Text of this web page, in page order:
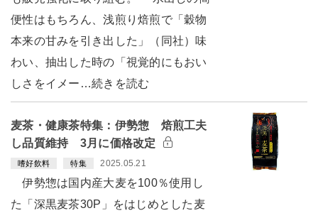
便性はもちろん、浅煎り焙煎で「穀物
本来の甘みを引き出した」（同社）味
わい、抽出した時の「視覚的にもおい
しさをイメー…続きを読む
麦茶・健康茶特集：伊勢惣 焙煎工夫
し品質維持 3月に価格改定
嗜好飲料 特集 2025.05.21
伊勢惣は国内産大麦を100％使用し
た「深黒麦茶30P」をはじめとした麦